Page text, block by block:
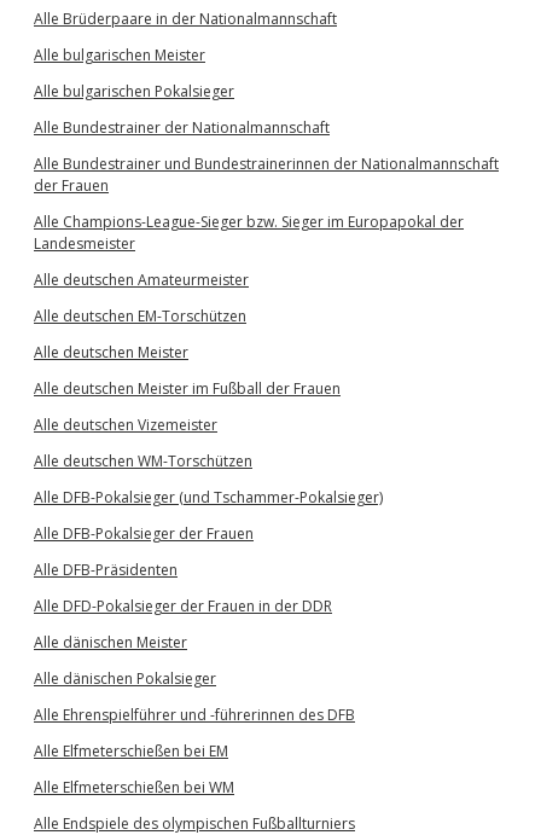
Alle Brüderpaare in der Nationalmannschaft
Alle bulgarischen Meister
Alle bulgarischen Pokalsieger
Alle Bundestrainer der Nationalmannschaft
Alle Bundestrainer und Bundestrainerinnen der Nationalmannschaft
der Frauen
Alle Champions-League-Sieger bzw. Sieger im Europapokal der
Landesmeister
Alle deutschen Amateurmeister
Alle deutschen EM-Torschützen
Alle deutschen Meister
Alle deutschen Meister im Fußball der Frauen
Alle deutschen Vizemeister
Alle deutschen WM-Torschützen
Alle DFB-Pokalsieger (und Tschammer-Pokalsieger)
Alle DFB-Pokalsieger der Frauen
Alle DFB-Präsidenten
Alle DFD-Pokalsieger der Frauen in der DDR
Alle dänischen Meister
Alle dänischen Pokalsieger
Alle Ehrenspielführer und -führerinnen des DFB
Alle Elfmeterschießen bei EM
Alle Elfmeterschießen bei WM
Alle Endspiele des olympischen Fußballturniers